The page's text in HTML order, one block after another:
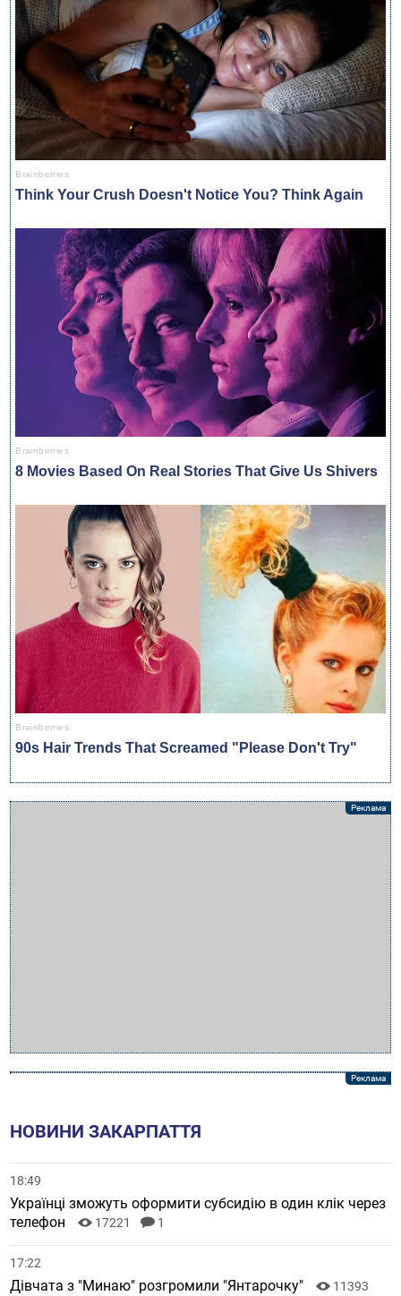
НОВИНИ ЗАКАРПАТТЯ
18:49
Українці зможуть оформити субсидію в один клік через
телефон
17221 1
17:22
Дівчата з "Минаю" розгромили "Янтарочку" 11393